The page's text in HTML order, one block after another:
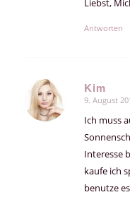
Antworten
Kim
sagte:
9. August
Ich muss
Interesse
kaufe ich
benutze